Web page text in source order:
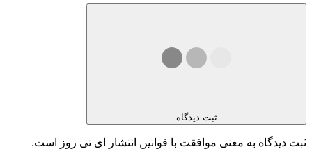
ثبت دیدگاه
ثبت دیدگاه به معنی موافقت با قوانین انتشار ای تی روز است.